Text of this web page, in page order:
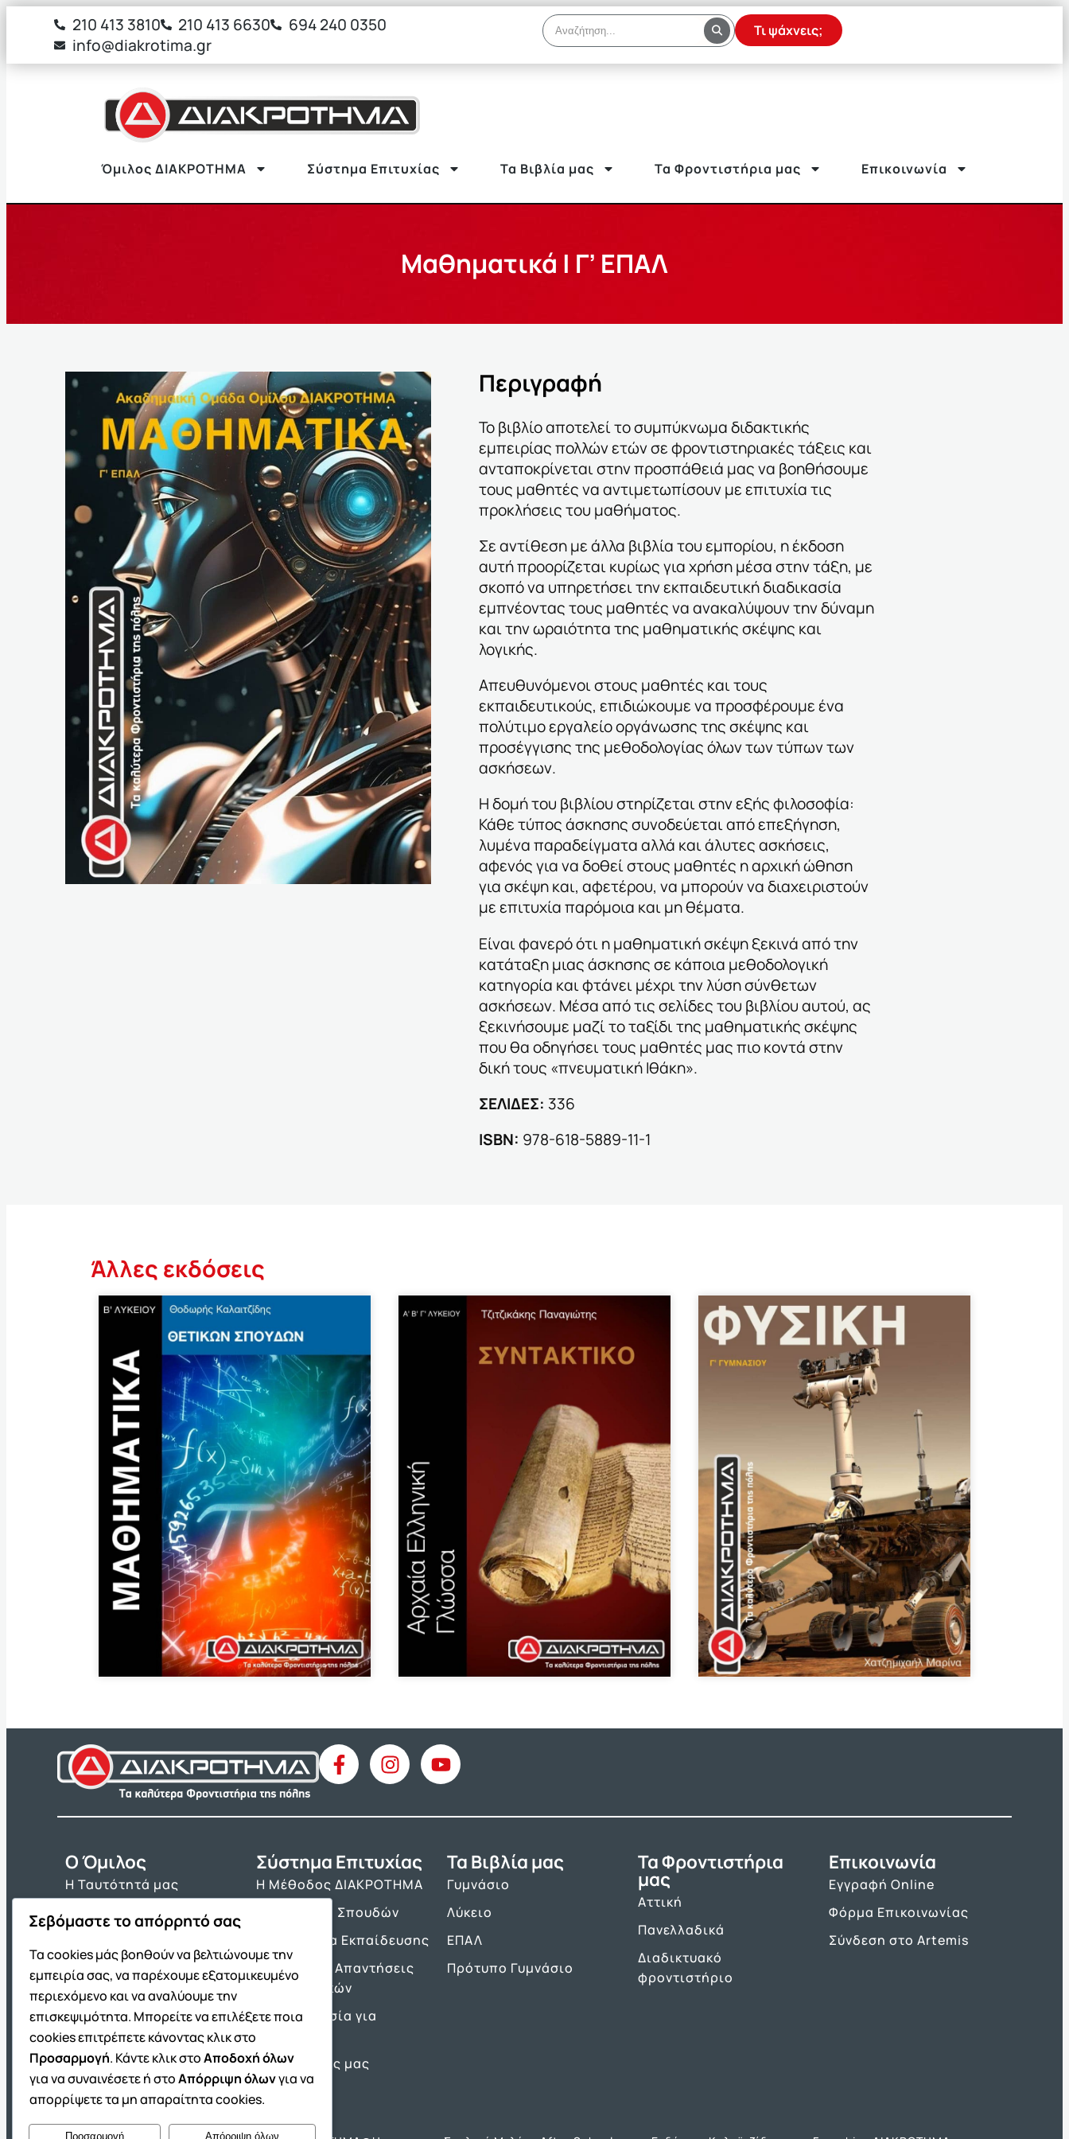
στο
περιεχόμενο210 413 3810 210 413 6630
694 240 0350
info@diakrotima.gr
Τι ψάχνεις;
Όμιλος ΔΙΑΚΡΟΤΗΜΑ Σύστημα Επιτυχίας Τα Βιβλία μας Τα Φροντιστήρια μας Επικοινωνία
Μαθηματικά | Γ’ ΕΠΑΛ
Περιγραφή
Το βιβλίο αποτελεί το συμπύκνωμα διδακτικής
εμπειρίας πολλών ετών σε φροντιστηριακές τάξεις και
ανταποκρίνεται στην προσπάθειά μας να βοηθήσουμε
τους μαθητές να αντιμετωπίσουν με επιτυχία τις
προκλήσεις του μαθήματος.
Σε αντίθεση με άλλα βιβλία του εμπορίου, η έκδοση
αυτή προορίζεται κυρίως για χρήση μέσα στην τάξη, με
σκοπό να υπηρετήσει την εκπαιδευτική διαδικασία
εμπνέοντας τους μαθητές να ανακαλύψουν την δύναμη
και την ωραιότητα της μαθηματικής σκέψης και
λογικής.
Απευθυνόμενοι στους μαθητές και τους
εκπαιδευτικούς, επιδιώκουμε να προσφέρουμε ένα
πολύτιμο εργαλείο οργάνωσης της σκέψης και
προσέγγισης της μεθοδολογίας όλων των τύπων των
ασκήσεων.
Η δομή του βιβλίου στηρίζεται στην εξής φιλοσοφία:
Κάθε τύπος άσκησης συνοδεύεται από επεξήγηση,
λυμένα παραδείγματα αλλά και άλυτες ασκήσεις,
αφενός για να δοθεί στους μαθητές η αρχική ώθηση
για σκέψη και, αφετέρου, να μπορούν να διαχειριστούν
με επιτυχία παρόμοια και μη θέματα.
Είναι φανερό ότι η μαθηματική σκέψη ξεκινά από την
κατάταξη μιας άσκησης σε κάποια μεθοδολογική
κατηγορία και φτάνει μέχρι την λύση σύνθετων
ασκήσεων. Μέσα από τις σελίδες του βιβλίου αυτού, ας
ξεκινήσουμε μαζί το ταξίδι της μαθηματικής σκέψης
που θα οδηγήσει τους μαθητές μας πιο κοντά στην
δική τους «πνευματική Ιθάκη».
ΣΕΛΙΔΕΣ: 336
ΙSBN: 978-618-5889-11-1
Άλλες εκδόσεις
O Όμιλος
Η Ταυτότητά μας
Νέα & Ανακοινώσεις
Θέσεις Εργασίας
Σύστημα Επιτυχίας
Η Μέθοδος ΔΙΑΚΡΟΤΗΜΑ
Πρόγραμμα Σπουδών
Τα Εργαλεία Εκπαίδευσης
Θέματα και Απαντήσεις
Πανελλαδικών
Προετοιμασία για
Οι Επιτυχίες μας
Τα Βιβλία μας
Γυμνάσιο
Λύκειο
ΕΠΑΛ
Πρότυπο Γυμνάσιο
Τα Φροντιστήρια
μας
Αττική
Πανελλαδικά
Διαδικτυακό
φροντιστήριο
Επικοινωνία
Εγγραφή Online
Φόρμα Επικοινωνίας
Σύνδεση στο Artemis
Σεβόμαστε το απόρρητό σας
Τα cookies μάς βοηθούν να βελτιώνουμε την
εμπειρία σας, να παρέχουμε εξατομικευμένο
περιεχόμενο και να αναλύουμε την
επισκεψιμότητα. Μπορείτε να επιλέξετε ποια
cookies επιτρέπετε κάνοντας κλικ στο
Προσαρμογή. Κάντε κλικ στοΑποδοχή όλων
για να συναινέσετε ή στοΑπόρριψη όλωνγια να
απορρίψετε τα μη απαραίτητα cookies.
Προσαρμογή Απόρριψη όλων